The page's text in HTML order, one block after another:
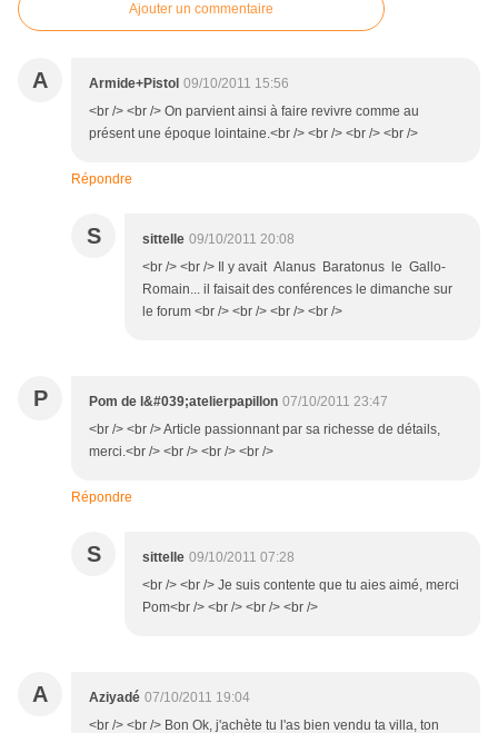
Ajouter un commentaire
A Armide+Pistol 09/10/2011 15:56
<br /> <br /> On parvient ainsi à faire revivre comme au
présent une époque lointaine.<br /> <br /> <br /> <br />
Répondre
S sittelle 09/10/2011 20:08
<br /> <br /> Il y avait Alanus Baratonus le Gallo-
Romain... il faisait des conférences le dimanche sur
le forum <br /> <br /> <br /> <br />
P Pom de l&#039;atelierpapillon 07/10/2011 23:47
<br /> <br /> Article passionnant par sa richesse de détails,
merci.<br /> <br /> <br /> <br />
Répondre
S sittelle 09/10/2011 07:28
<br /> <br /> Je suis contente que tu aies aimé, merci
Pom<br /> <br /> <br /> <br />
A Aziyadé 07/10/2011 19:04
<br /> <br /> Bon Ok, j'achète tu l'as bien vendu ta villa, ton